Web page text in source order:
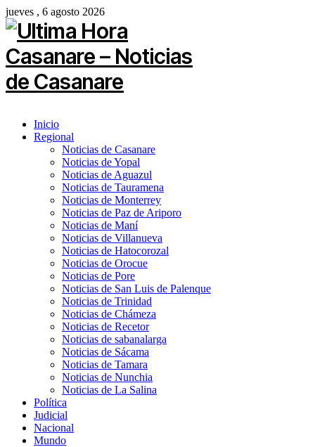
jueves , 6 agosto 2026
Inicio
Regional
Noticias de Casanare
Noticias de Yopal
Noticias de Aguazul
Noticias de Tauramena
Noticias de Monterrey
Noticias de Paz de Ariporo
Noticias de Maní
Noticias de Villanueva
Noticias de Hatocorozal
Noticias de Orocue
Noticias de Pore
Noticias de San Luis de Palenque
Noticias de Trinidad
Noticias de Chámeza
Noticias de Recetor
Noticias de sabanalarga
Noticias de Sácama
Noticias de Tamara
Noticias de Nunchia
Noticias de La Salina
Política
Judicial
Nacional
Mundo